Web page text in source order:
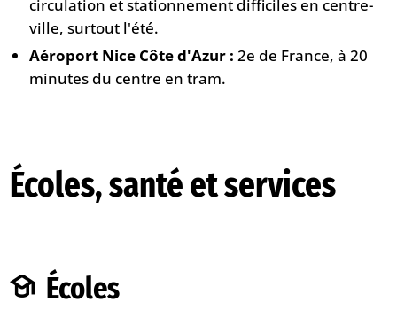
circulation et stationnement difficiles en centre-
ville, surtout l'été.
Aéroport Nice Côte d'Azur : 2e de France, à 20
minutes du centre en tram.
Écoles, santé et services
Écoles